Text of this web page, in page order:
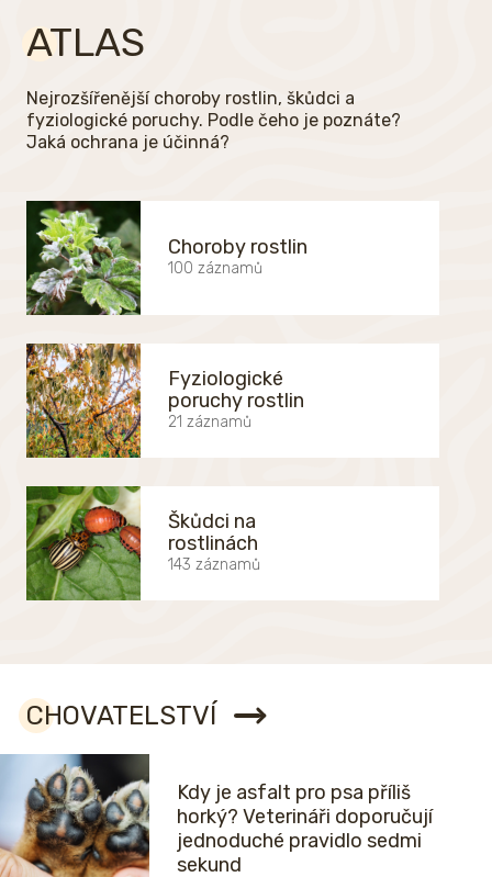
ATLAS
Nejrozšířenější choroby rostlin, škůdci a
fyziologické poruchy. Podle čeho je poznáte?
Jaká ochrana je účinná?
Choroby rostlin
100 záznamů
Fyziologické
poruchy rostlin
21 záznamů
Škůdci na
rostlinách
143 záznamů
CHOVATELSTVÍ
Kdy je asfalt pro psa příliš
horký? Veterináři doporučují
jednoduché pravidlo sedmi
sekund